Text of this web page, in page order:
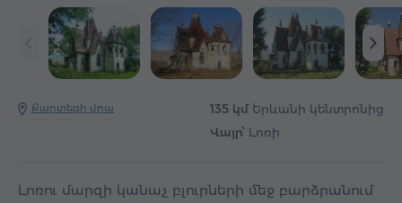
Քարտեզի վրա 135 կմԵրևանի կենտրոնից
Վայր՝ Լոռի
Լոռու մարզի կանաչ բլուրների մեջ բարձրանում